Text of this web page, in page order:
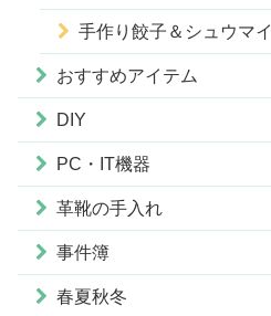
手作り餃子＆シュウマイ
おすすめアイテム
DIY
PC・IT機器
革靴の手入れ
事件簿
春夏秋冬